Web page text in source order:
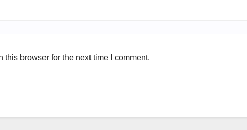
browser for the next time I comment.